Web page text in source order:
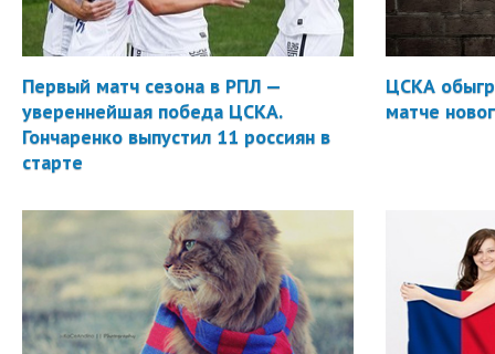
Первый матч сезона в РПЛ —
увереннейшая победа ЦСКА.
Гончаренко выпустил 11 россиян в
старте
ЦСКА
матче